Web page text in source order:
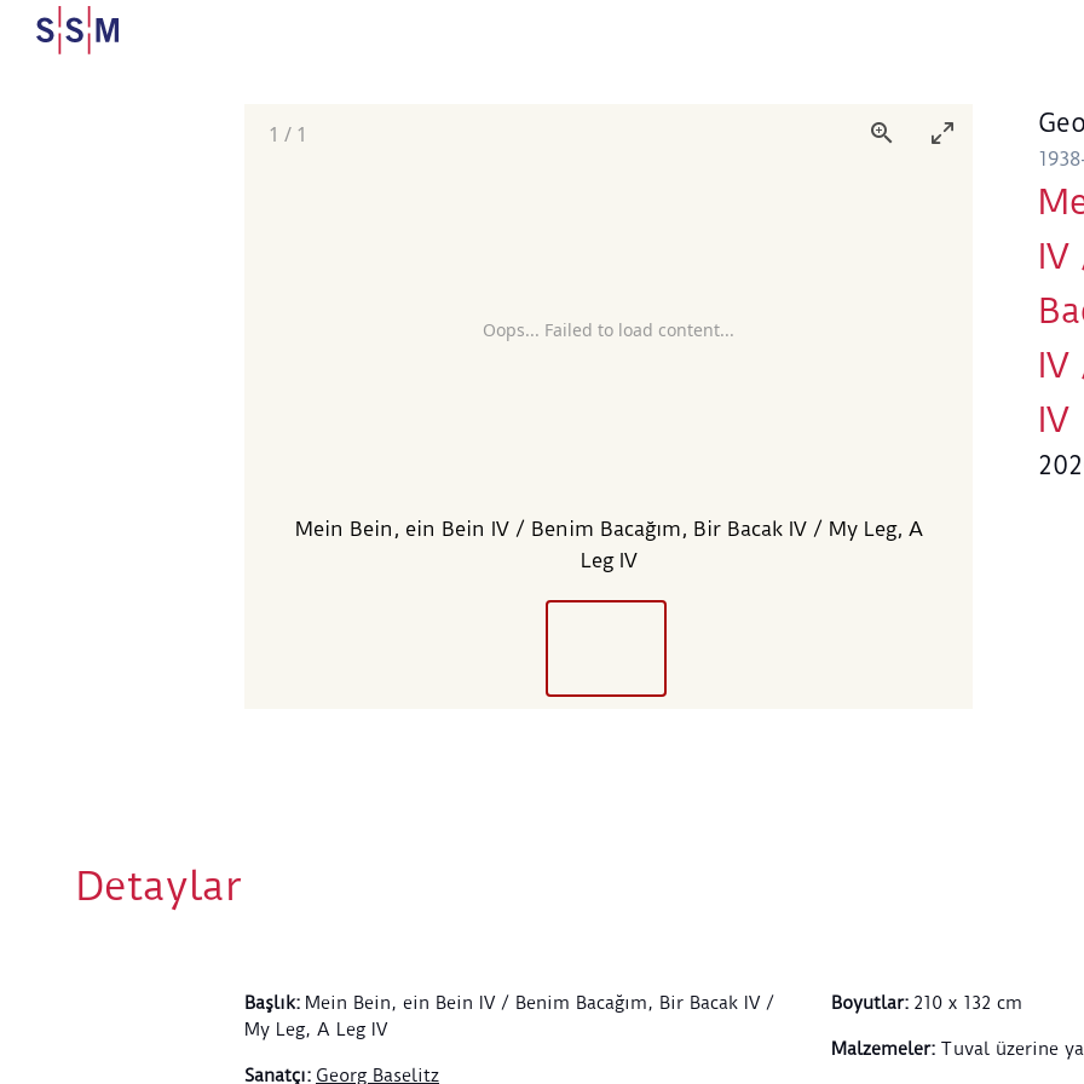
Oops... Failed to load content...
1 / 1
Mein Bein, ein Bein IV / Benim Bacağım, Bir Bacak IV / My Leg, A
Leg IV
IV
IV
Detaylar
Başlık: Mein Bein, ein Bein IV / Benim Bacağım, Bir Bacak IV /
My Leg, A Leg IV
Sanatçı: Georg Baselitz
Boyutlar: 210 x 132 cm
Malzemeler: Tuval üzerine